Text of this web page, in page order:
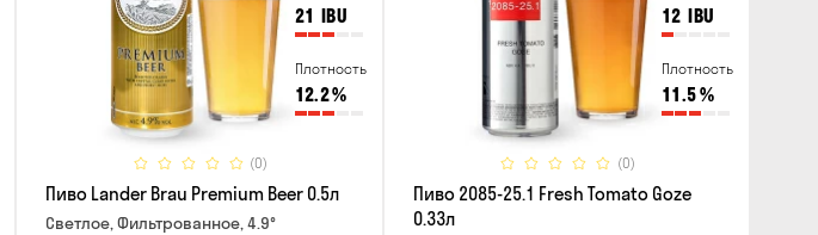
21 IBU
Плотность
12.2%
(0)
Пиво Lander Brau Premium Beer 0.5л
Светлое, Фильтрованное, 4.9°
12 IBU
Плотность
11.5%
(0)
Пиво 2085-25.1 Fresh Tomato Goze
0.33л